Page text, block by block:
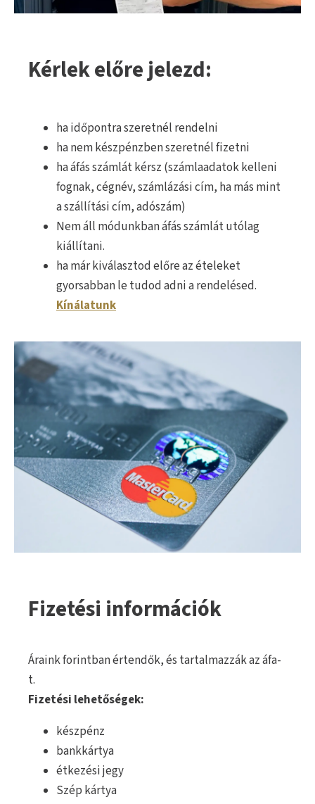
Kérlek előre jelezd:
ha időpontra szeretnél rendelni
ha nem készpénzben szeretnél fizetni
ha áfás számlát kérsz (számlaadatok kelleni
fognak, cégnév, számlázási cím, ha más mint
a szállítási cím, adószám)
Nem áll módunkban áfás számlát utólag
kiállítani.
ha már kiválasztod előre az ételeket
gyorsabban le tudod adni a rendelésed.
Kínálatunk
Fizetési információk
Áraink forintban értendők, és tartalmazzák az áfa-
t.
Fizetési lehetőségek:
készpénz
bankkártya
étkezési jegy
Szép kártya